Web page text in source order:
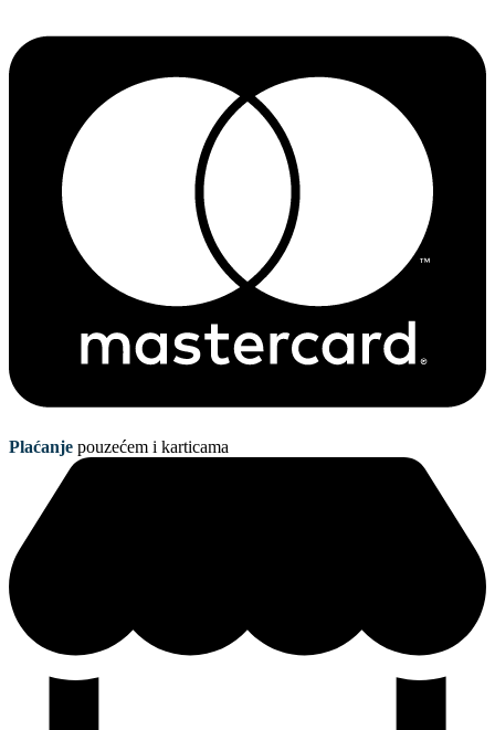
Plaćanje pouzećem i karticama